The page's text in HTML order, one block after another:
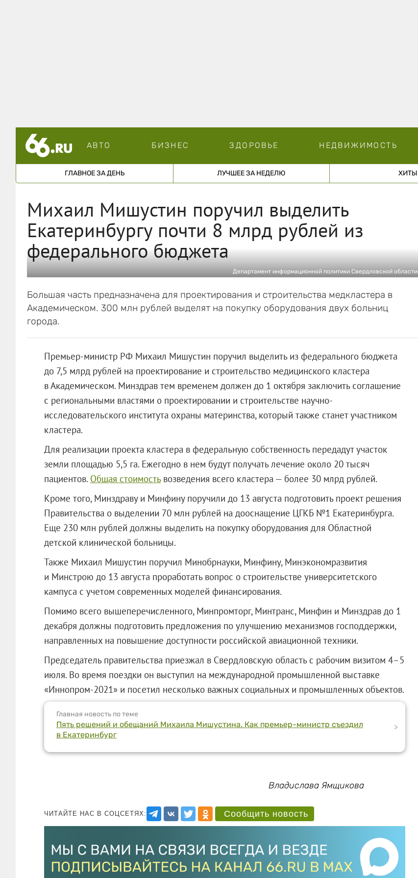
АВТО БИЗНЕС ЗДОРОВЬЕ НЕДВИЖИМОСТЬ
ГЛАВНОЕ ЗА ДЕНЬ ЛУЧШЕЕ ЗА НЕДЕЛЮ ХИТЫ
Михаил Мишустин поручил выделить
Екатеринбургу почти 8 млрд рублей из
федерального бюджета
Департамент информационной политики Свердловской области
Большая часть предназначена для проектирования и строительства медкластера в
Академическом. 300 млн рублей выделят на покупку оборудования двух больниц
города.
Премьер-министр РФ Михаил Мишустин поручил выделить из федерального бюджета
до 7,5 млрд рублей на проектирование и строительство медицинского кластера
в Академическом. Минздрав тем временем должен до 1 октября заключить соглашение
с региональными властями о проектировании и строительстве научно-
исследовательского института охраны материнства, который также станет участником
кластера.
Для реализации проекта кластера в федеральную собственность передадут участок
земли площадью 5,5 га. Ежегодно в нем будут получать лечение около 20 тысяч
пациентов. Общая стоимостьвозведения всего кластера — более 30 млрд рублей.
Кроме того, Минздраву и Минфину поручили до 13 августа подготовить проект решения
Правительства о выделении 70 млн рублей на дооснащение ЦГКБ №1 Екатеринбурга.
Еще 230 млн рублей должны выделить на покупку оборудования для Областной
детской клинической больницы.
Также Михаил Мишустин поручил Минобрнауки, Минфину, Минэкономразвития
и Минстрою до 13 августа проработать вопрос о строительстве университетского
кампуса с учетом современных моделей финансирования.
Помимо всего вышеперечисленного, Минпромторг, Минтранс, Минфин и Минздрав до 1
декабря должны подготовить предложения по улучшению механизмов господдержки,
направленных на повышение доступности российской авиационной техники.
Председатель правительства приезжал в Свердловскую область с рабочим визитом 4–5
июля. Во время поездки он выступил на международной промышленной выставке
«Иннопром-2021» и посетил несколько важных социальных и промышленных объектов.
Главная новость по теме
Пять решений и обещаний Михаила Мишустина. Как премьер-министр съездил
в Екатеринбург
>
Владислава Ямщикова
ЧИТАЙТЕ НАС В СОЦСЕТЯХ: Сообщить новость